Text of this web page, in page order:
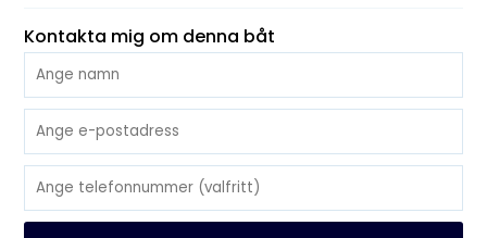
Kontakta mig om denna båt